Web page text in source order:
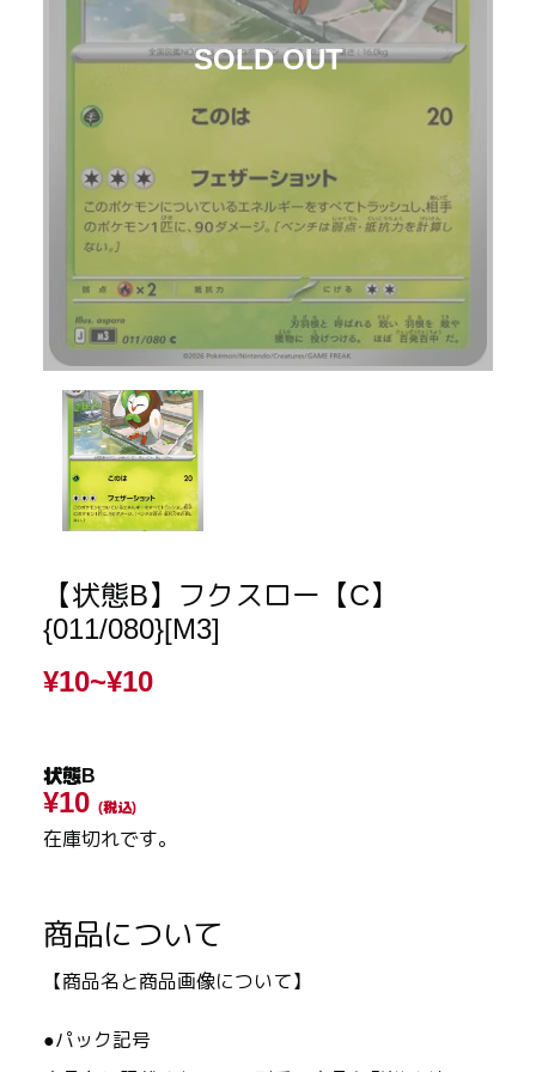
【状態B】フクスロー【C】
{011/080}[M3]
¥10~¥10
状態B
¥10 (税込)
在庫切れです。
商品について
【商品名と商品画像について】
●パック記号